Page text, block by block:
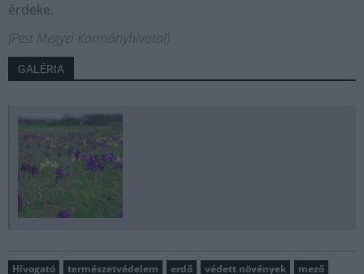
érdeke.
(Pest Megyei Kormányhivatal)
GALÉRIA
Hívogató természetvédelem erdő védett növények mező